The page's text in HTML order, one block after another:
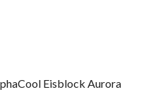
Eisblock Aurora